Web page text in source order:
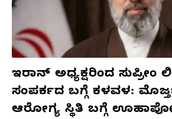
ಇರಾನ್ ಅಧ್ಯಕ್ಷರಿಂದ ಸುಪ್ರೀಂ
ಸಂಪರ್ಕದ ಬಗ್ಗೆ ಕಳವಳ:
ಆರೋಗ್ಯ ಸ್ಥಿತಿ ಬಗ್ಗೆ